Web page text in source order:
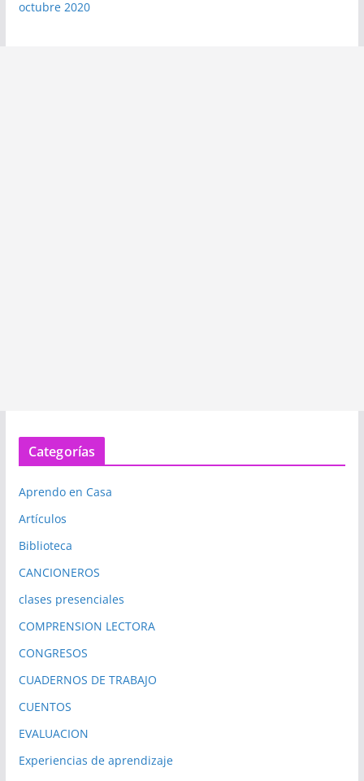
octubre 2020
Categorías
Aprendo en Casa
Artículos
Biblioteca
CANCIONEROS
clases presenciales
COMPRENSION LECTORA
CONGRESOS
CUADERNOS DE TRABAJO
CUENTOS
EVALUACION
Experiencias de aprendizaje